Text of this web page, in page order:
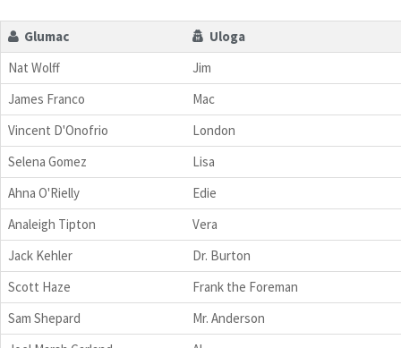
Glumac
Uloga
Nat Wolff
Jim
James Franco
Mac
Vincent D'Onofrio
London
Selena Gomez
Lisa
Ahna O'Rielly
Edie
Analeigh Tipton
Vera
Jack Kehler
Dr. Burton
Scott Haze
Frank the Foreman
Sam Shepard
Mr. Anderson